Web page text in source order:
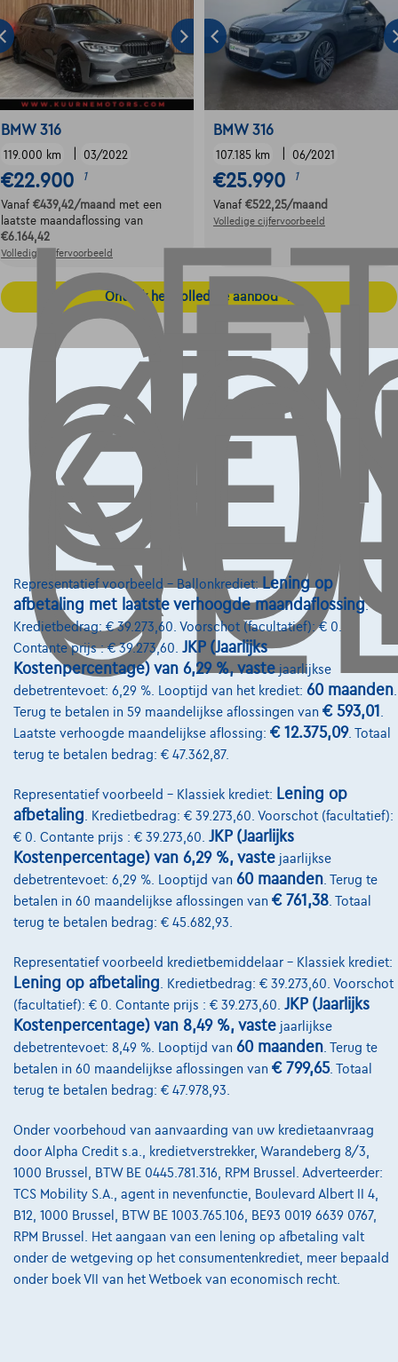
BMW 316
119.000 km 03/2022
€22.900 1
Vanaf €439,42/maand met een
laatste maandaflossing van
€6.164,42
Volledige cijfervoorbeeld
BMW 316
107.185 km 06/2021
€25.990 1
Vanaf €522,25/maand
Volledige cijfervoorbeeld
Ontdek het volledige aanbod
OP,
Representatief voorbeeld – Ballonkrediet: Lening op
afbetaling met laatste verhoogde maandaflossing.
Kredietbedrag: € 39.273,60. Voorschot (facultatief): € 0.
Contante prijs : € 39.273,60. JKP (Jaarlijks
Kostenpercentage) van 6,29 %, vaste jaarlijkse
debetrentevoet: 6,29 %. Looptijd van het krediet: 60 maanden
Terug te betalen in 59 maandelijkse aflossingen van € 593,01
Laatste verhoogde maandelijkse aflossing: € 12.375,09. Totaal
terug te betalen bedrag: € 47.362,87.
Representatief voorbeeld – Klassiek krediet: Lening op
afbetaling . Kredietbedrag: € 39.273,60. Voorschot (facultatief):
€ 0. Contante prijs : € 39.273,60. JKP (Jaarlijks
Kostenpercentage) van 6,29 %, vaste jaarlijkse
debetrentevoet: 6,29 %. Looptijd van 60 maanden . Terug te
betalen in 60 maandelijkse aflossingen van € 761,38 . Totaal
terug te betalen bedrag: € 45.682,93.
Representatief voorbeeld kredietbemiddelaar – Klassiek krediet:
Lening op afbetaling . Kredietbedrag: € 39.273,60. Voorschot
(facultatief): € 0. Contante prijs : € 39.273,60. JKP (Jaarlijks
Kostenpercentage) van 8,49 %, vaste jaarlijkse
debetrentevoet: 8,49 %. Looptijd van 60 maanden . Terug te
betalen in 60 maandelijkse aflossingen van € 799,65. Totaal
terug te betalen bedrag: € 47.978,93.
Onder voorbehoud van aanvaarding van uw kredietaanvraag
door Alpha Credit s.a., kredietverstrekker, Warandeberg 8/3,
1000 Brussel, BTW BE 0445.781.316, RPM Brussel. Adverteerder:
TCS Mobility S.A., agent in nevenfunctie, Boulevard Albert II 4,
B12, 1000 Brussel, BTW BE 1003.765.106, BE93 0019 6639 0767,
RPM Brussel. Het aangaan van een lening op afbetaling valt
onder de wetgeving op het consumentenkrediet, meer bepaald
onder boek VII van het Wetboek van economisch recht.
Contact
info@touringcarselect.be
Koning Albert II-laan 4, B12
1000 Brussel
Diensten & Oplossingen
Pechverhelping verzekering
Financiering
Autoverzekering
Over Ons
Word klant
Wie zijn we
Kwaliteitscharter
Onze dealers
Onze partners
Onze team
Contact
@2024 TCS Mobility SA/NV Copyright
Algemene Voorwaarden
Bijstandsvoorwaarden
Privacyverklaring
Cookiebeleid